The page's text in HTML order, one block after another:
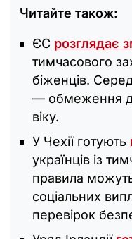
Читайте також:
ЄС розглядає
тимчасового
біженців.
— обмеження
віку.
У Чехії готують
українців із
правила
соціальних
перевірок